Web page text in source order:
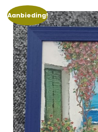
Aanbieding!